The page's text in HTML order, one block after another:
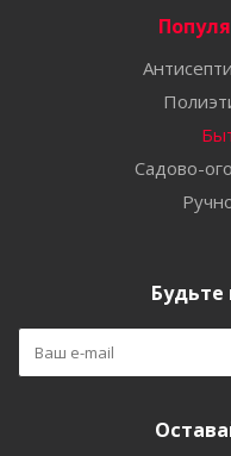
Садово-
Будьте